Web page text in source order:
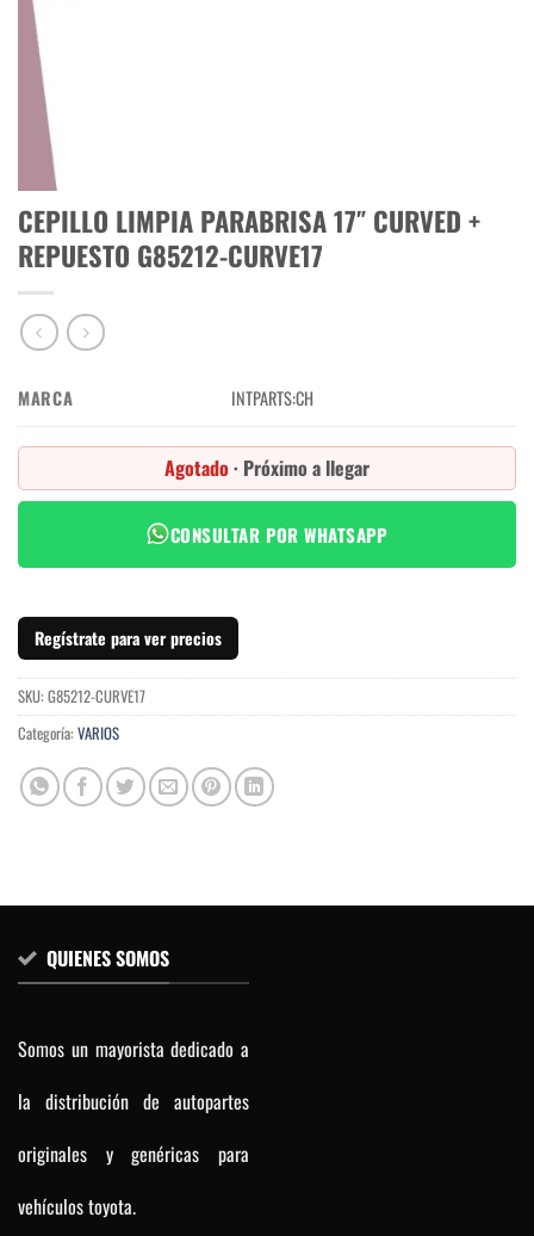
CEPILLO LIMPIA PARABRISA 17″ CURVED +
REPUESTO G85212-CURVE17
MARCA INTPARTS:CH
Agotado · Próximo a llegar
CONSULTAR POR WHATSAPP
Regístrate para ver precios
SKU: G85212-CURVE17
Categoría: VARIOS
QUIENES SOMOS
Somos un mayorista dedicado a
la distribución de autopartes
originales y genéricas para
vehículos toyota.